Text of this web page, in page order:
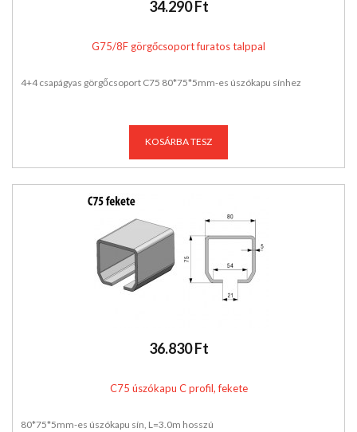
34.290 Ft
G75/8F görgőcsoport furatos talppal
4+4 csapágyas görgőcsoport C75 80*75*5mm-es úszókapu sínhez
KOSÁRBA TESZ
36.830 Ft
C75 úszókapu C profil, fekete
80*75*5mm-es úszókapu sín, L=3.0m hosszú